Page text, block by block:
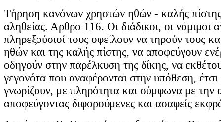
Τήρηση κανόνων χρηστών ηθών - καλής
αληθείας. Αρθρο 116. Οι διάδικοι, οι νόμιμοι
πληρεξούσιοί τους οφείλουν να τηρούν τους
ηθών και της καλής πίστης, να αποφεύγουν
οδηγούν στην παρέλκυση της δίκης, να
γεγονότα που αναφέρονται στην υπόθεση,
γνωρίζουν, με πληρότητα και σύμφωνα με την
αποφεύγοντας διφορούμενες και ασαφείς